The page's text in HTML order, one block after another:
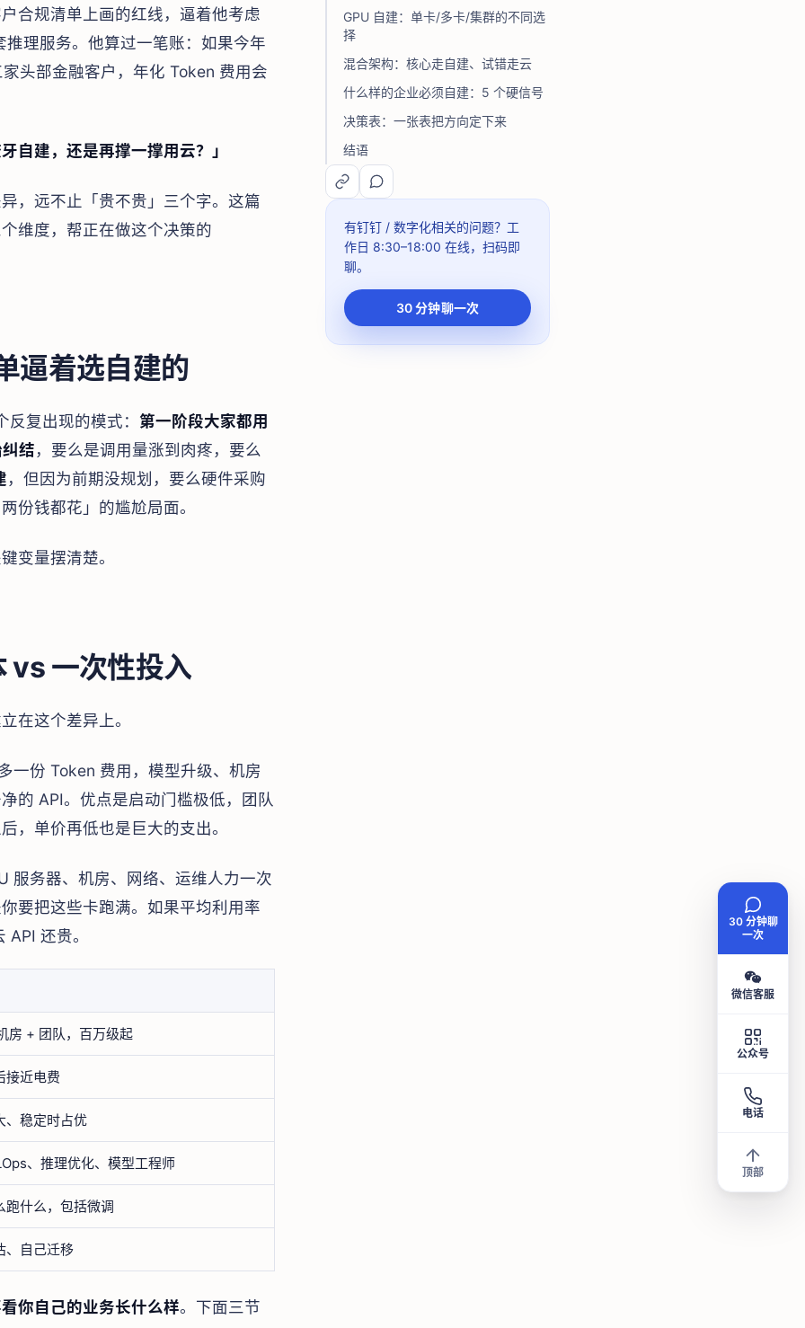
合规清单上画的红线，逼着他考虑
理服务。他算过一笔账：如果今年
头部金融客户，年化 Token 费用会
自建，还是再撑一撑用云？」
，远不止「贵不贵」三个字。这篇
维度，帮正在做这个决策的
逼着选自建的
复出现的模式： 第一阶段大家都用
结，要么是调用量涨到肉疼，要么
，但因为前期没规划，要么硬件采购
份钱都花」的尴尬局面。
变量摆清楚。
vs 一次性投入
在这个差异上。
一份 Token 费用，模型升级、机房
的 API。优点是启动门槛极低，团队
，单价再低也是巨大的支出。
服务器、机房、网络、运维人力一次
要把这些卡跑满。如果平均利用率
还贵。
房 + 团队，百万级起
接近电费
、稳定时占优
、推理优化、模型工程师
跑什么，包括微调
、自己迁移
你自己的业务长什么样。下面三节
GPU 自建：单卡/多卡/集群的不同选
择
混合架构：核心走自建、试错走云
什么样的企业必须自建：5 个硬信号
决策表：一张表把方向定下来
结语
有钉钉 / 数字化相关的问题？ 工
作日 8:30–18:00 在线，扫码即
聊。
30 分钟聊一次
30 分钟聊
一次
微信客服
公众号
电话
顶部